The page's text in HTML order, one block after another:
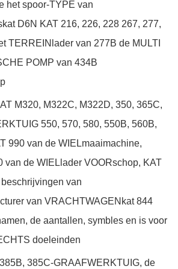
het spoor-TYPE van
D6N KAT 216, 226, 228 267, 277,
TERREINlader van 277B de MULTI
POMP van 434B
M320, M322C, M322D, 350, 365C,
550, 570, 580, 550B, 560B,
990 van de WIELmaaimachine,
van de WIELlader VOORschop, KAT
van
van VRACHTWAGENkat 844
de aantallen, symbles en is voor
doeleinden
385C-GRAAFWERKTUIG, de